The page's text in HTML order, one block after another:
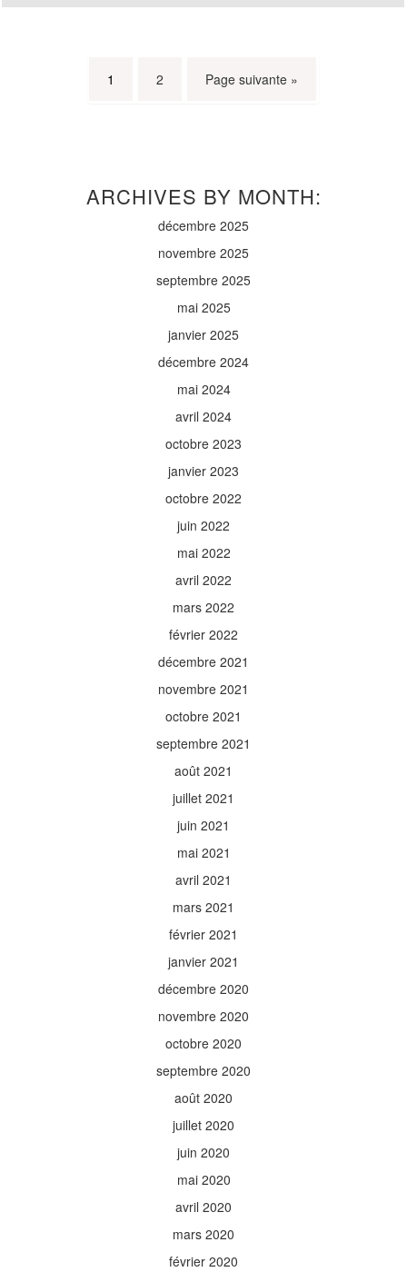
1 2 Page suivante »
ARCHIVES BY MONTH:
décembre 2025
novembre 2025
septembre 2025
mai 2025
janvier 2025
décembre 2024
mai 2024
avril 2024
octobre 2023
janvier 2023
octobre 2022
juin 2022
mai 2022
avril 2022
mars 2022
février 2022
décembre 2021
novembre 2021
octobre 2021
septembre 2021
août 2021
juillet 2021
juin 2021
mai 2021
avril 2021
mars 2021
février 2021
janvier 2021
décembre 2020
novembre 2020
octobre 2020
septembre 2020
août 2020
juillet 2020
juin 2020
mai 2020
avril 2020
mars 2020
février 2020